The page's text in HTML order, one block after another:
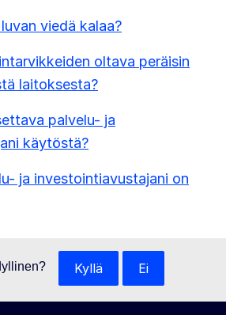
viedä kalaa?
oltava peräisin
laitoksesta?
palvelu- ja
käytöstä?
ja investointiavustajani on
Kyllä Ei